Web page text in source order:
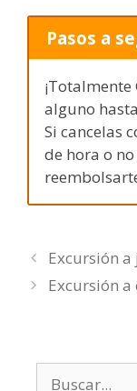
Pasos a
alguno
Si cancelas
de hora o
Excursión
Excursión